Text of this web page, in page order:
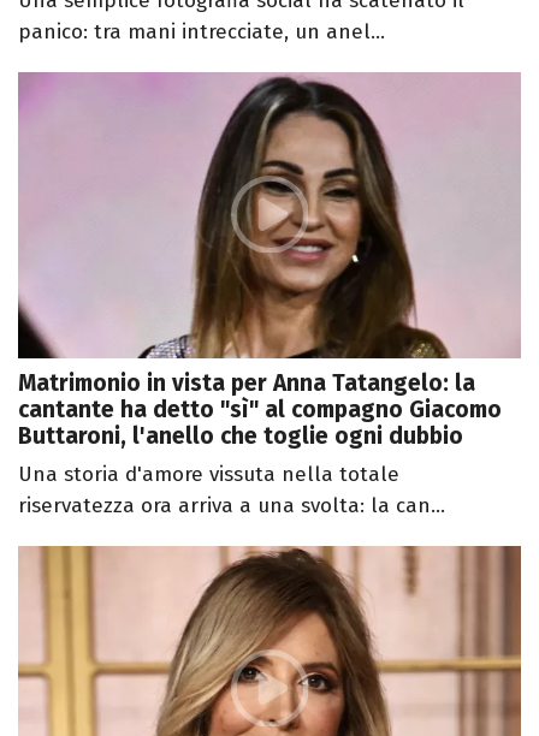
panico: tra mani intrecciate, un anel...
Matrimonio in vista per Anna Tatangelo: la
cantante ha detto "sì" al compagno Giacomo
Buttaroni, l'anello che toglie ogni dubbio
Una storia d'amore vissuta nella totale
riservatezza ora arriva a una svolta: la can...